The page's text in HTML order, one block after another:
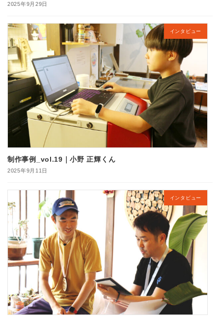
2025年9月29日
インタビュー
制作事例_vol.19｜小野 正輝くん
2025年9月11日
インタビュー